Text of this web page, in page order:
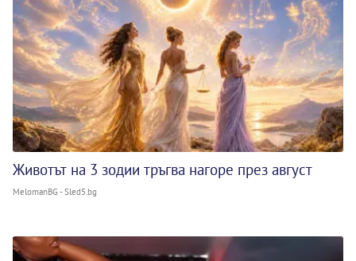
Животът на 3 зодии тръгва нагоре през август
MelomanBG - Sled5.bg